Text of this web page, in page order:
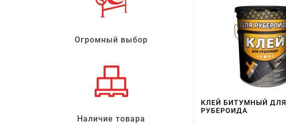
Огромный выбор
Наличие товара
КЛЕЙ БИТУМНЫЙ ДЛЯ
РУБЕРОИДА